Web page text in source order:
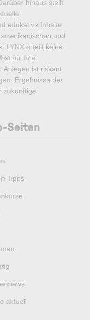
hinaus stellt
edukative Inhalte
und
LYNX erteilt keine
für Ihre
Anlegen ist riskant.
Ergebnisse der
zukünftige
Seiten
Tipps
aktuell